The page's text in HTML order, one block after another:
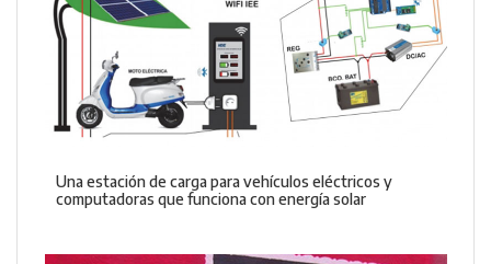
Una estación de carga para vehículos eléctricos y
computadoras que funciona con energía solar